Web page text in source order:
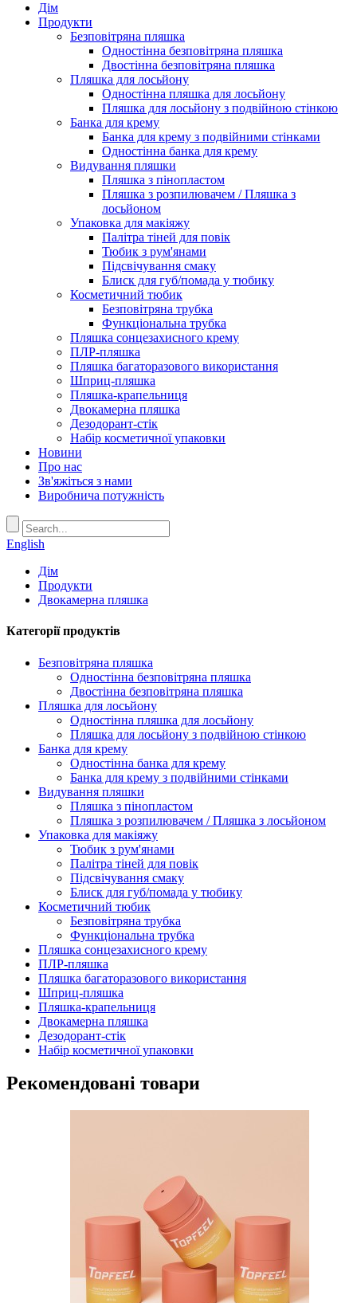
Дім
Продукти
Безповітряна пляшка
Одностінна безповітряна пляшка
Двостінна безповітряна пляшка
Пляшка для лосьйону
Одностінна пляшка для лосьйону
Пляшка для лосьйону з подвійною стінкою
Банка для крему
Банка для крему з подвійними стінками
Одностінна банка для крему
Видування пляшки
Пляшка з пінопластом
Пляшка з розпилювачем / Пляшка з
лосьйоном
Упаковка для макіяжу
Палітра тіней для повік
Тюбик з рум'янами
Підсвічування смаку
Блиск для губ/помада у тюбику
Косметичний тюбик
Безповітряна трубка
Функціональна трубка
Пляшка сонцезахисного крему
ПЛР-пляшка
Пляшка багаторазового використання
Шприц-пляшка
Пляшка-крапельниця
Двокамерна пляшка
Дезодорант-стік
Набір косметичної упаковки
Новини
Про нас
Зв'яжіться з нами
Виробнича потужність
English
Дім
Продукти
Двокамерна пляшка
Категорії продуктів
Безповітряна пляшка
Одностінна безповітряна пляшка
Двостінна безповітряна пляшка
Пляшка для лосьйону
Одностінна пляшка для лосьйону
Пляшка для лосьйону з подвійною стінкою
Банка для крему
Одностінна банка для крему
Банка для крему з подвійними стінками
Видування пляшки
Пляшка з пінопластом
Пляшка з розпилювачем / Пляшка з лосьйоном
Упаковка для макіяжу
Тюбик з рум'янами
Палітра тіней для повік
Підсвічування смаку
Блиск для губ/помада у тюбику
Косметичний тюбик
Безповітряна трубка
Функціональна трубка
Пляшка сонцезахисного крему
ПЛР-пляшка
Пляшка багаторазового використання
Шприц-пляшка
Пляшка-крапельниця
Двокамерна пляшка
Дезодорант-стік
Набір косметичної упаковки
Рекомендовані товари